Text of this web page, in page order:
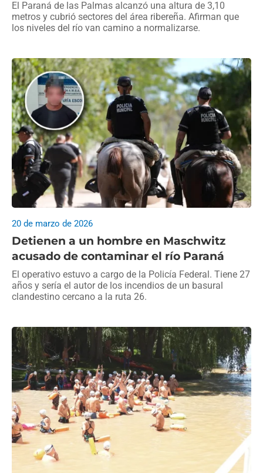
El Paraná de las Palmas alcanzó una altura de 3,10
metros y cubrió sectores del área ribereña. Afirman que
los niveles del río van camino a normalizarse.
Detienen a un hombre en Maschwitz
acusado de contaminar el río Paraná
20 de marzo de 2026
El operativo estuvo a cargo de la Policía Federal. Tiene 27
años y sería el autor de los incendios de un basural
clandestino cercano a la ruta 26.